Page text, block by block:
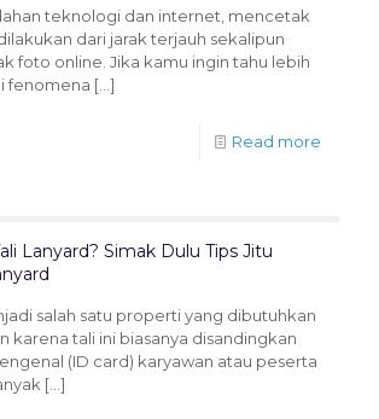
teknologi dan internet, mencetak
dari jarak terjauh sekalipun
foto online. Jika kamu ingin tahu lebih
fenomena […]
Read more
Lanyard? Simak Dulu Tips Jitu
salah satu properti yang dibutuhkan
karena tali ini biasanya disandingkan
(ID card) karyawan atau peserta
[…]